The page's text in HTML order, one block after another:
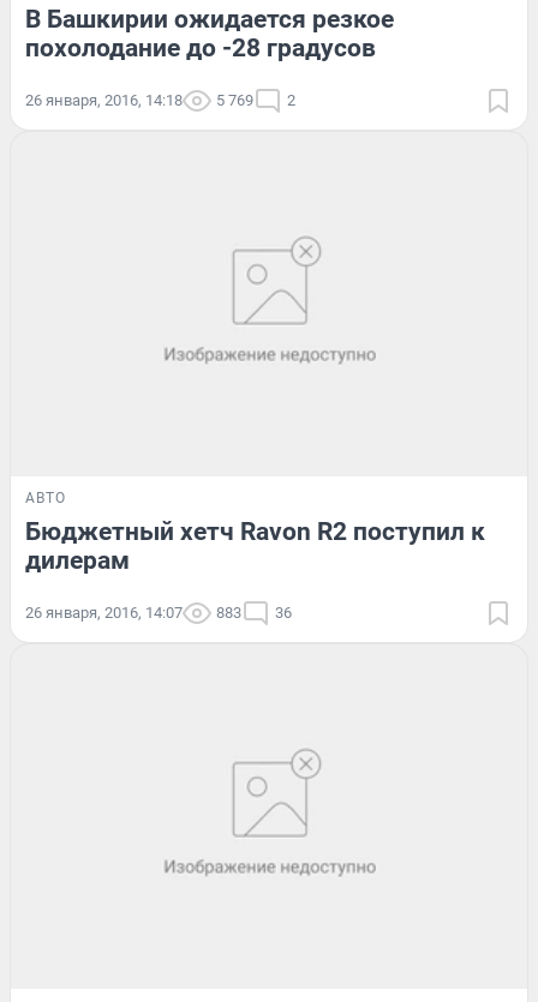
В Башкирии ожидается резкое
похолодание до -28 градусов
26 января, 2016, 14:18 5 769 2
АВТО
Бюджетный хетч Ravon R2 поступил к
дилерам
26 января, 2016, 14:07 883 36